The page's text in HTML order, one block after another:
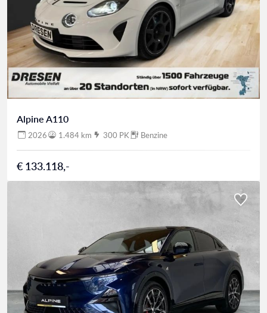
Alpine A110
2026 1.484 km 300 PK Benzine
€ 133.118,-